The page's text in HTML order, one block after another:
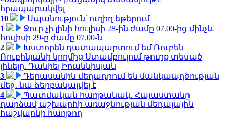
հրապարակվել
10
Սպանություն՝ ուղիղ եթերում
1
Ջուր չի լինի հուլիսի 28-ին ժամը 07.00-ից մինչև
հուլիսի 29-ը ժամը 07.00-ն
2
Խստորեն դատապարտում եմ Ռուբեն
Ռուբինյանի կողմից Ստամբուլում թուրք տեսած
լինելը. Դանիել Իոաննիսյան
3
Դերասանին մեղադրում են մանկապղծության
մեջ․ նա ձերբակալվել է
4
Պատմական հաղթանակ․ Հայաստանը
դարձավ աշխարհի առաջնության մեդալային
հաշվարկի հաղթող